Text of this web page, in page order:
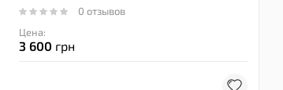
0 отзывов
Цена:
3 600 грн